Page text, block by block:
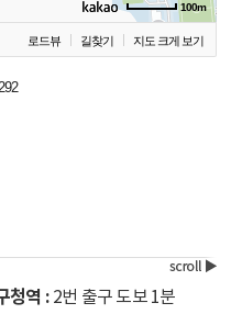
100m
로드뷰 길찾기 지도 크게 보기
청역 : 2번 출구 도보 1분